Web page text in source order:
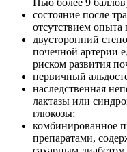
состояние после
отсутствием
двусторонний
почечной артерии
риском развития
первичный
наследственная
лактазы или
глюкозы;
комбинированное
препаратами,